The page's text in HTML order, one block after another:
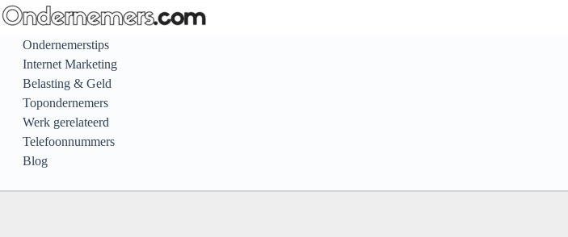
Ga
naar
inhoud
Ondernemerstips
Internet Marketing
Belasting & Geld
Topondernemers
Werk gerelateerd
Telefoonnummers
Blog